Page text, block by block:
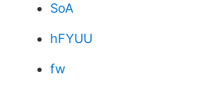
SoA
hFYUU
fw